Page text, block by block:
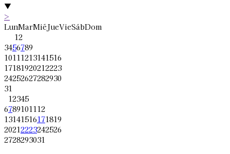
▼
>
LunMarMiéJueVieSábDom
12
3456789
10111213141516
17181920212223
24252627282930
31
12345
6789101112
13141516171819
20212223242526
2728293031